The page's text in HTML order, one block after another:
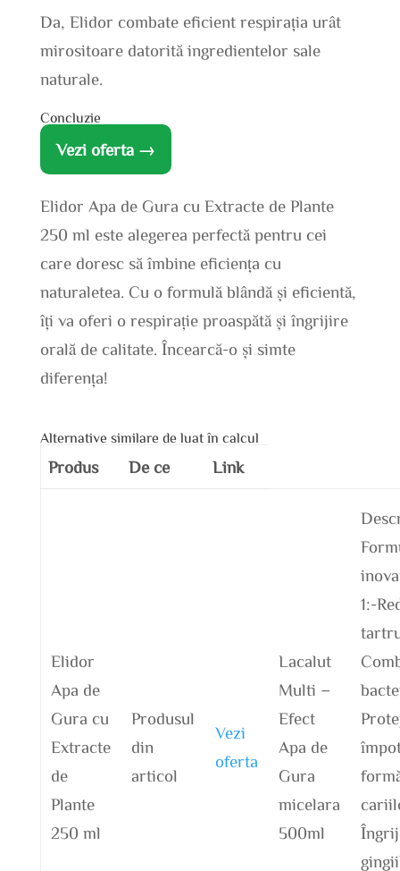
Da, Elidor combate eficient respirația urât
mirositoare datorită ingredientelor sale
naturale.
Concluzie
Vezi oferta →
Elidor Apa de Gura cu Extracte de Plante
250 ml este alegerea perfectă pentru cei
care doresc să îmbine eficiența cu
naturaletea. Cu o formulă blândă și eficientă,
îți va oferi o respirație proaspătă și îngrijire
orală de calitate. Încearcă-o și simte
diferența!
Alternative similare de luat în calcul
Produs De ce Link
Elidor
Apa de
Gura cu
Extracte
de
Plante
250 ml
Produsul
din
articol
Vezi
oferta
Lacalut
Multi –
Efect
Apa de
Gura
micelara
500ml
1:-